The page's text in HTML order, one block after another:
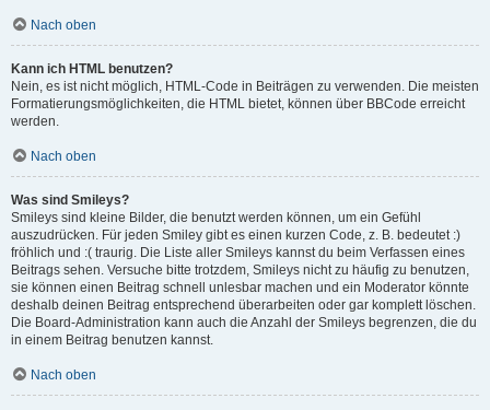
Nach oben
Kann ich HTML benutzen?
Nein, es ist nicht möglich, HTML-Code in Beiträgen zu verwenden. Die meisten
Formatierungsmöglichkeiten, die HTML bietet, können über BBCode erreicht
werden.
Nach oben
Was sind Smileys?
Smileys sind kleine Bilder, die benutzt werden können, um ein Gefühl
auszudrücken. Für jeden Smiley gibt es einen kurzen Code, z. B. bedeutet :)
fröhlich und :( traurig. Die Liste aller Smileys kannst du beim Verfassen eines
Beitrags sehen. Versuche bitte trotzdem, Smileys nicht zu häufig zu benutzen,
sie können einen Beitrag schnell unlesbar machen und ein Moderator könnte
deshalb deinen Beitrag entsprechend überarbeiten oder gar komplett löschen.
Die Board-Administration kann auch die Anzahl der Smileys begrenzen, die du
in einem Beitrag benutzen kannst.
Nach oben